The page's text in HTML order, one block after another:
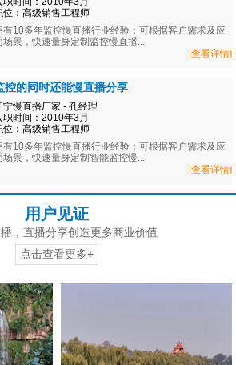
位：高级销售工程师
有10多年监控慢直播行业经验；可根据客户需求及应
场景，快速量身定制监控慢直播...
[查看详情]
控的同时还能慢直播分享
宁慢直播厂家 - 孔经理
职时间：2010年3月
位：高级销售工程师
有10多年监控慢直播行业经验；可根据客户需求及应
场景，快速量身定制智能监控慢...
[查看详情]
用户见证
，直播分享创造更多商业价值
点击查看更多+